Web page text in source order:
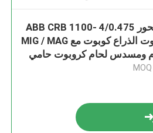
6 محور ABB CRB 1100- 4/0.475
روبوت الذراع كوبوت مع MIG / MAG
ومسدس لحام كروبوت حامي